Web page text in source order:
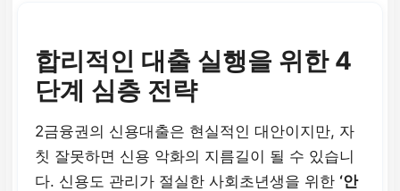
합리적인 대출 실행을 위한 4
단계 심층 전략
2금융권의 신용대출은 현실적인 대안이지만, 자
칫 잘못하면 신용 악화의 지름길이 될 수 있습니
다. 신용도 관리가 절실한 사회초년생을 위한 ‘안